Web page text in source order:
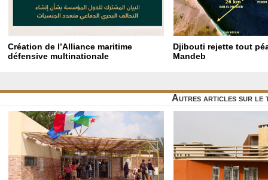
Création de l’Alliance maritime
défensive multinationale
Djibouti rejette tout
Mandeb
Autres articles sur le